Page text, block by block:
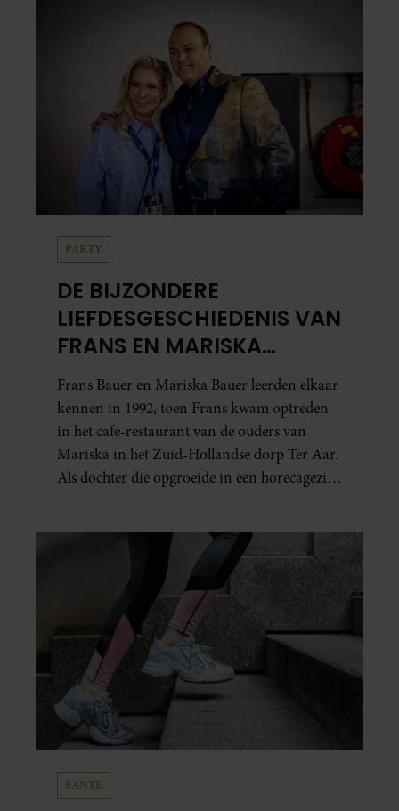
PARTY
DE BIJZONDERE
LIEFDESGESCHIEDENIS VAN
FRANS EN MARISKA
BAUER: OOK IN BED
ELKAARS EERSTE
Frans Bauer en Mariska Bauer leerden elkaar
kennen in 1992, toen Frans kwam optreden
in het café-restaurant van de ouders van
Mariska in het Zuid-Hollandse dorp Ter Aar.
Als dochter die opgroeide in een horecagezin
SANTE